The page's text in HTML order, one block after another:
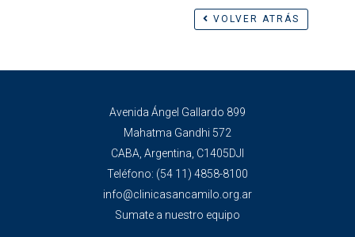
VOLVER ATRÁS
Avenida Ángel Gallardo 899
Mahatma Gandhi 572
CABA, Argentina, C1405DJI
Teléfono: (54 11) 4858-8100
info@clinicasancamilo.org.ar
Sumate a nuestro equipo